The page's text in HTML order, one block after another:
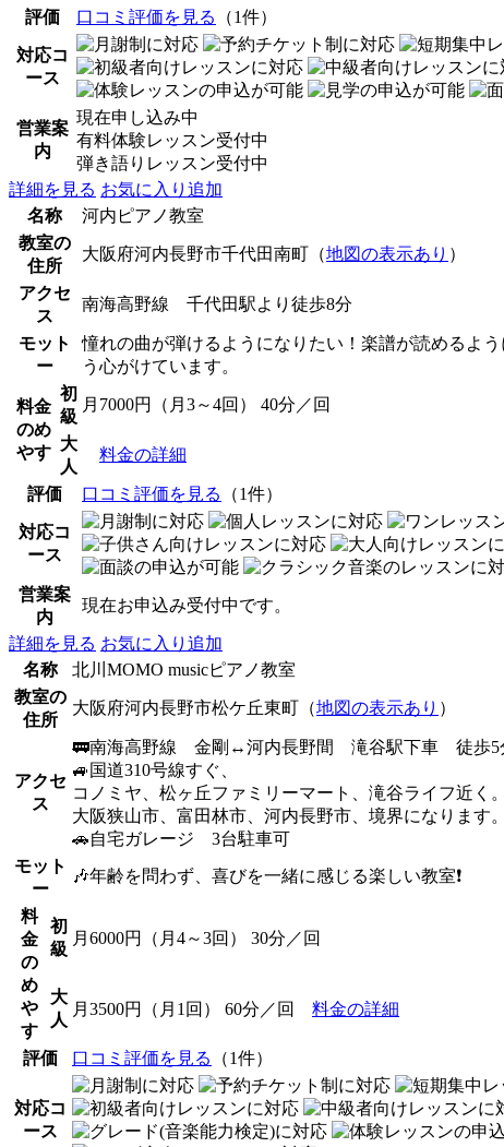
評価 口コミ評価を見る （1件）
対応コ
ース
営業案
内
現在申し込み中
有料体験レッスン受付中
弾き語りレッスン受付中
詳細を見る お気に入り追加
名称
河内ピアノ教室
教室の
住所
大阪府河内長野市千代田南町（地図の表示あり ）
アクセ
ス
南海高野線 千代田駅より徒歩8分
モット
ー
憧れの曲が弾けるようになりたい！楽譜が読めるよ
う心がけています。
料金
のめ
やす
初
級
月7000円（月3～4回） 40分／回
大
人
料金の詳細
評価 口コミ評価を見る （1件）
対応コ
ース
営業案
内
現在お申込み受付中です。
詳細を見る お気に入り追加
名称
北川MOMO musicピアノ教室
教室の
住所
大阪府河内長野市松ケ丘東町（地図の表示あり ）
アクセ
ス
🚃南海高野線 金剛↔河内長野間 滝谷駅下車 徒歩5
🚙国道310号線すぐ、
コノミヤ、松ヶ丘ファミリーマート、滝谷ライフ近く。
大阪狭山市、富田林市、河内長野市、境界になります。
🚗自宅ガレージ 3台駐車可
モット
ー
🎶年齢を問わず、喜びを一緒に感じる楽しい教室❗
料
金
の
め
や
す
初
級
月6000円（月4～3回） 30分／回
大
人
月3500円（月1回） 60分／回 料金の詳細
評価 口コミ評価を見る （1件）
対応コ
ース